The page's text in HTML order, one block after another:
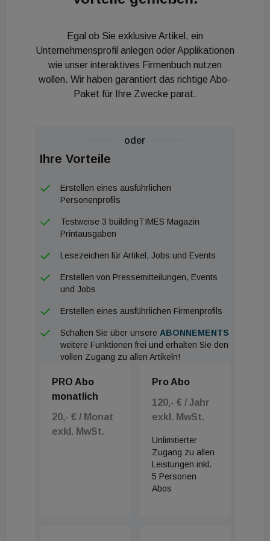
wir unsere erfolgreiche Wachstumsstrategie zum
unserer Partner fortsetzen“, führt Jaenecke fort.
Neben dem Vorstandsvorsitzenden Hans Jürgen
Kalmbach (44) bilden der stellvertretende
das nun vierköpfige Vorstandsteam der Hansgrohe
SE. Die Hansgrohe Group strebt trotz
Umsatzwachstum für das aktuelle Geschäftsjahr
an. Dieses Ziel soll durch die Stärkung und den
Ausbau des Hansgrohe Kerngeschäftes mit
Produktneuheiten erreicht werden, so das
Unternehmen aus dem Schwarzwald.
Egal ob Sie exklusive Artikel, ein
Unternehmensprofil anlegen oder Applikationen
wie unser interaktives Firmenbuch nutzen
wollen. Wir haben garantiert das richtige Abo-
Paket für Ihre Zwecke parat.
oder
Ihre Vorteile
Erstellen eines ausführlichen
Personenprofils
Testweise 3 buildingTIMES Magazin
Printausgaben
Lesezeichen für Artikel, Jobs und Events
Erstellen von Pressemitteilungen, Events
und Jobs
Erstellen eines ausführlichen Firmenprofils
Schalten Sie über unsere ABONNEMENTS
weitere Funktionen frei und erhalten Sie den
vollen Zugang zu allen Artikeln!
PRO Abo
monatlich
20,- € / Monat
exkl. MwSt.
Pro Abo
120,- € / Jahr
exkl. MwSt.
Unlimitierter
Zugang zu allen
Leistungen inkl.
5 Personen
Abos